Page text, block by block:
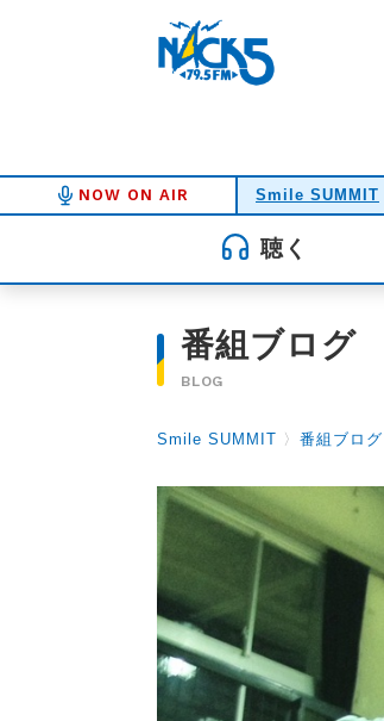
NOW ON AIR Smile SUMMIT
聴く
番組ブログ
BLOG
Smile SUMMIT 〉 番組ブログ